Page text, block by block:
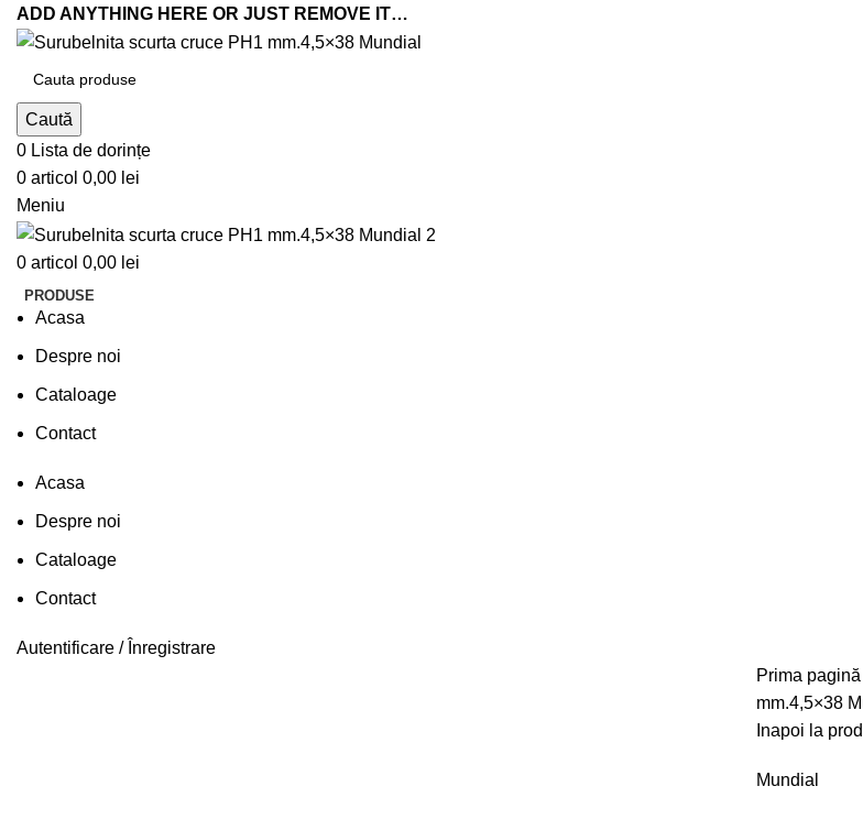
ADD ANYTHING HERE OR JUST REMOVE IT…
Caută
0 Lista de dorințe
0 articol 0,00 lei
Meniu
0 articol 0,00 lei
PRODUSE
Acasa
Despre noi
Cataloage
Contact
Acasa
Despre noi
Cataloage
Contact
Autentificare / Înregistrare
Prima pagină
mm.4,5×38
Inapoi la
Mundial